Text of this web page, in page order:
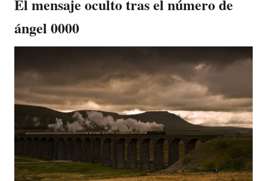
El mensaje oculto tras el número de
ángel 0000